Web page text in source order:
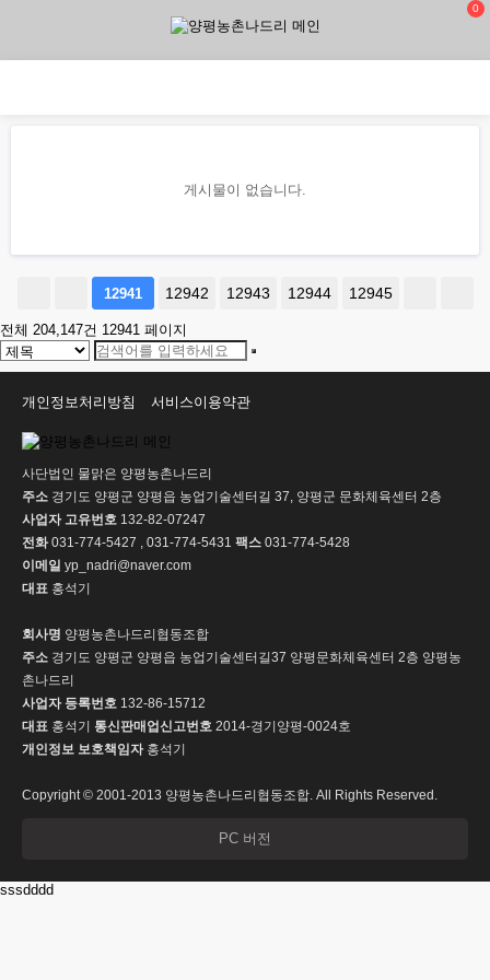
0
게시물이 없습니다.
12941 12942 12943 12944 12945
전체 204,147건 12941 페이지
개인정보처리방침 서비스이용약관
사단법인 물맑은 양평농촌나드리
주소 경기도 양평군 양평읍 농업기술센터길 37, 양평군 문화체육센터 2층
사업자 고유번호 132-82-07247
전화031-774-5427 , 031-774-5431 팩스 031-774-5428
이메일 yp_nadri@naver.com
대표 홍석기
회사명 양평농촌나드리협동조합
주소 경기도 양평군 양평읍 농업기술센터길37 양평문화체육센터 2층 양평농
촌나드리
사업자 등록번호 132-86-15712
대표 홍석기 통신판매업신고번호 2014-경기양평-0024호
개인정보 보호책임자홍석기
Copyright © 2001-2013 양평농촌나드리협동조합. All Rights Reserved.
PC 버전
sssdddd